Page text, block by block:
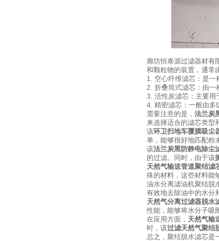
廊坊恒泰源过滤器材有
和颗粒物的装置，通常
1. 空心纤维滤芯：是一
2. 折叠筒式滤芯：由一
3. 活性炭滤芯：主要用
4. 精密滤芯：一般由多
需要注意的是， 法兰炭
来选择适合的滤芯类型
该环卫扫地车覆膜吸尘
单，能够很好地匹配粉
该法兰炭黑防静电除尘
的过滤。同时，由于该
天然气输送管道聚结滤
殊的材料，这些材料能
油水分离滤油机聚结脱
有效地去除油中的水分
天然气分离过滤器脱水
性能，能够将水分子吸
在应用方面， 天然气输
时，该过滤天然气聚结
总之，聚结脱水滤芯是